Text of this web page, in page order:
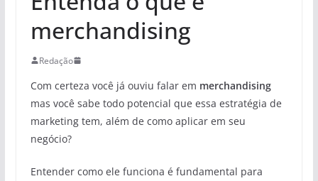
merchandising
Redação
Com certeza você já ouviu falar em merchandising
mas você sabe todo potencial que essa estratégia de
marketing tem, além de como aplicar em seu
negócio?
Entender como ele funciona é fundamental para